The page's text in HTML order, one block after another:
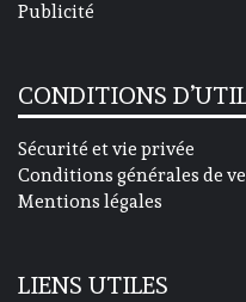
Publicité
CONDITIONS
Sécurité et vie privée
Conditions générales de
Mentions légales
LIENS UTILES